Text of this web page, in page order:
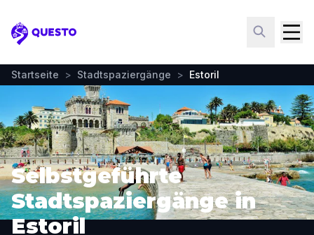
Questo
Startseite > Stadtspaziergänge > Estoril
Selbstgeführte
Stadtspaziergänge in
Estoril